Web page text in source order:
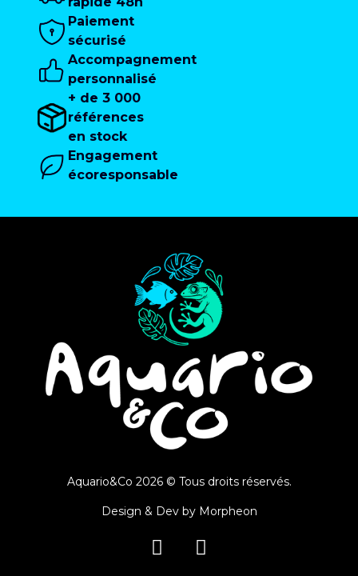
Paiement
sécurisé
Accompagnement
personnalisé
+ de 3 000
références
en stock
Engagement
écoresponsable
Aquario&Co 2026 © Tous droits réservés.
Design & Dev by Morpheon